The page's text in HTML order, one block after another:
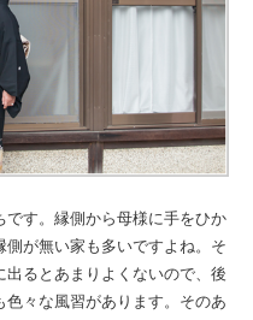
す。縁側から母様に手をひか
が無い家も多いですよね。そ
るとあまりよくないので、後
々な風習があります。そのあ